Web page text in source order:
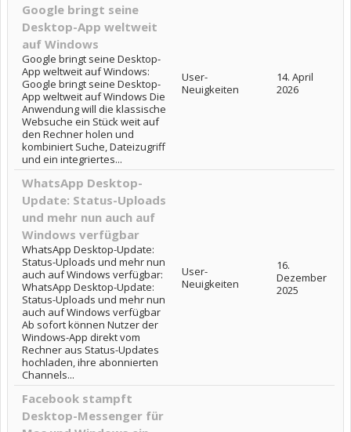
Google bringt seine
Desktop-App weltweit
auf Windows
Google bringt seine Desktop-
App weltweit auf Windows:
Google bringt seine Desktop-
App weltweit auf Windows Die
Anwendung will die klassische
Websuche ein Stück weit auf
den Rechner holen und
kombiniert Suche, Dateizugriff
und ein integriertes...
User-
Neuigkeiten
14. April
2026
WhatsApp Desktop-
Update: Status-Uploads
und mehr nun auch auf
Windows verfügbar
WhatsApp Desktop-Update:
Status-Uploads und mehr nun
auch auf Windows verfügbar:
WhatsApp Desktop-Update:
Status-Uploads und mehr nun
auch auf Windows verfügbar
Ab sofort können Nutzer der
Windows-App direkt vom
Rechner aus Status-Updates
hochladen, ihre abonnierten
Channels...
User-
Neuigkeiten
16.
Dezember
2025
Facebook stampft
Desktop-Messenger für